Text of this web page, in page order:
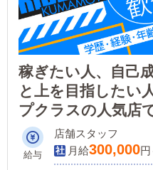
稼ぎたい人、自己
と上を目指したい
プクラスの人気店
か？
給与
店舗スタッフ
月給300,000円